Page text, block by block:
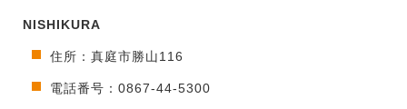
NISHIKURA
住所：真庭市勝山116
電話番号：0867-44-5300